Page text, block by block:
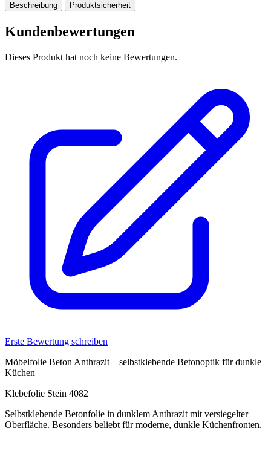
Beschreibung Produktsicherheit
Kundenbewertungen
Dieses Produkt hat noch keine Bewertungen.
Erste Bewertung schreiben
Möbelfolie Beton Anthrazit – selbstklebende Betonoptik für dunkle
Küchen
Klebefolie Stein 4082
Selbstklebende Betonfolie in dunklem Anthrazit mit versiegelter
Oberfläche. Besonders beliebt für moderne, dunkle Küchenfronten.